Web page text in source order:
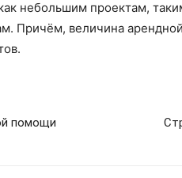
небольшим проектам,
Причём, величина
помощи